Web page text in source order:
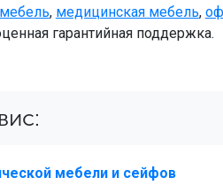
, медицинская мебель,
гарантийная поддержка.
мебели и сейфов